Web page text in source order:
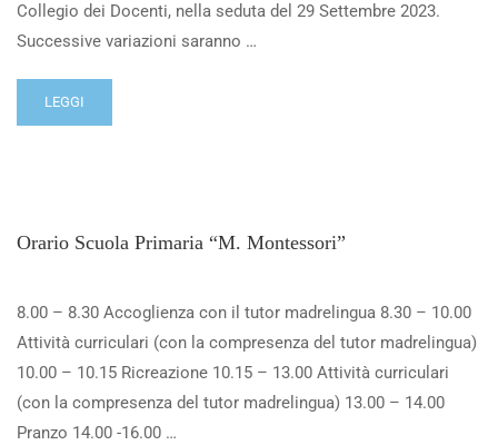
Collegio dei Docenti, nella seduta del 29 Settembre 2023.
Successive variazioni saranno …
LEGGI
Orario Scuola Primaria “M. Montessori”
8.00 – 8.30 Accoglienza con il tutor madrelingua 8.30 – 10.00
Attività curriculari (con la compresenza del tutor madrelingua)
10.00 – 10.15 Ricreazione 10.15 – 13.00 Attività curriculari
(con la compresenza del tutor madrelingua) 13.00 – 14.00
Pranzo 14.00 -16.00 …